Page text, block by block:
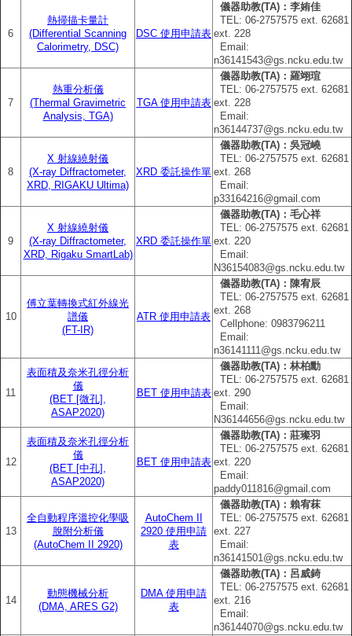
6
熱掃描卡量計
(Differential Scanning
Calorimetry, DSC)
DSC 使用申請表
儀器助教(TA)：李姷佳
TEL: 06‐2757575 ext. 62681
ext. 228
Email:
n36141543@gs.ncku.edu.tw
7
熱重分析儀
(Thermal Gravimetric
Analysis, TGA)
TGA 使用申請表
儀器助教(TA)：羅翊瑄
TEL: 06‐2757575 ext. 62681
ext. 228
Email:
n36144737@gs.ncku.edu.tw
8
X 射線繞射儀
(X-ray Diffractometer,
XRD, RIGAKU Ultima)
XRD 委託操作單
儀器助教(TA)：吳冠嶢
TEL: 06‐2757575 ext. 62681
ext. 268
Email:
p33164216@gmail.com
9
X 射線繞射儀
(X-ray Diffractometer,
XRD, Rigaku SmartLab)
XRD 委託操作單
儀器助教(TA)：毛心祥
TEL: 06‐2757575 ext. 62681
ext. 220
Email:
N36154083@gs.ncku.edu.tw
10
傅立葉轉換式紅外線光
譜儀
(FT-IR)
ATR 使用申請表
儀器助教(TA)：陳宥辰
TEL: 06‐2757575 ext. 62681
ext. 268
Cellphone: 0983796211
Email:
n36141111@gs.ncku.edu.tw
11
表面積及奈米孔徑分析
儀
(BET [微孔],
ASAP2020)
BET 使用申請表
儀器助教(TA)：林柏勳
TEL: 06‐2757575 ext. 62681
ext. 290
Email:
N36144656@gs.ncku.edu.tw
12
表面積及奈米孔徑分析
儀
(BET [中孔],
ASAP2020)
BET 使用申請表
儀器助教(TA)：莊璨羽
TEL: 06‐2757575 ext. 62681
ext. 220
Email:
paddy011816@gmail.com
13
全自動程序溫控化學吸
脫附分析儀
(AutoChem II 2920)
AutoChem II
2920 使用申請
表
儀器助教(TA)：賴宥菻
TEL: 06‐2757575 ext. 62681
ext. 227
Email:
n36141501@gs.ncku.edu.tw
14
動態機械分析
(DMA, ARES G2)
DMA 使用申請
表
儀器助教(TA)：呂威錡
TEL: 06‐2757575 ext. 62681
ext. 216
Email:
n36144070@gs.ncku.edu.tw